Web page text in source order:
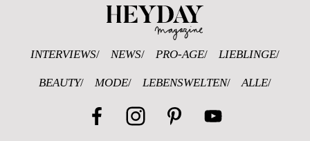
INTERVIEWS NEWS PRO-AGE LIEBLINGE
BEAUTY MODE LEBENSWELTEN ALLE